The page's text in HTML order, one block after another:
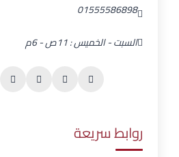
01555586898
السبت - الخميس : 11ص - 6م
روابط سريعة